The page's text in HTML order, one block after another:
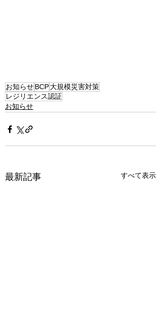
お知らせBCP大規模災害対策
レジリエンス認証
お知らせ
最新記事 すべて表示